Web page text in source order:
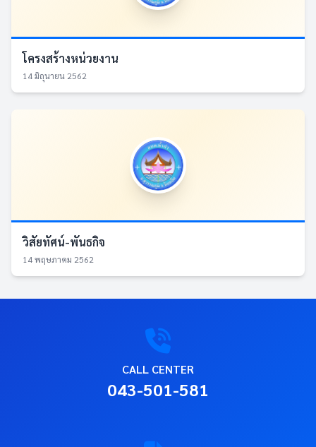
โครงสร้างหน่วยงาน
14 มิถุนายน 2562
วิสัยทัศน์-พันธกิจ
14 พฤษภาคม 2562
CALL CENTER
043-501-581